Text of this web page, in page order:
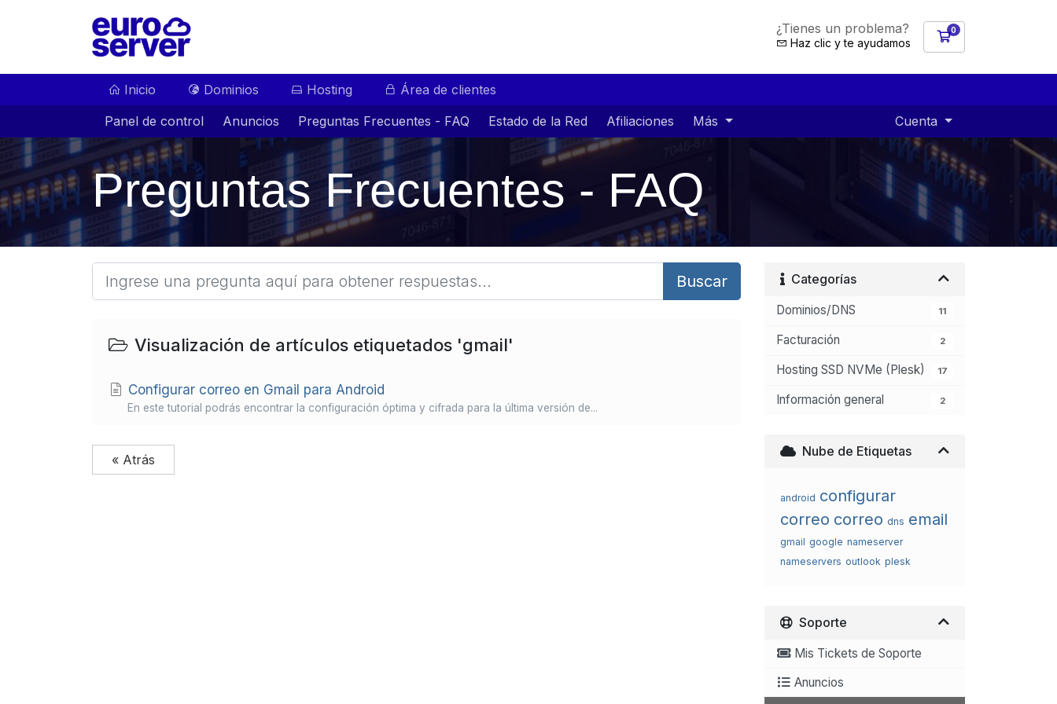
¿Tienes un problema?
Haz clic y te ayudamos
0
Carro de Pedidos
Inicio Dominios Hosting
Área de clientes
Panel de control
Anuncios Preguntas Frecuentes - FAQ Estado de la Red Afiliaciones Más Cuenta
Preguntas Frecuentes - FAQ
Buscar
Visualización de artículos etiquetados 'gmail'
Configurar correo en Gmail para Android
En este tutorial podrás encontrar la configuración óptima y cifrada para la última versión de...
« Atrás
Categorías
Dominios/DNS 11
Facturación 2
Hosting SSD NVMe (Plesk) 17
Información general 2
Nube de Etiquetas
android configurar
correo correo dns email
gmail google nameserver
nameservers outlook plesk
Soporte
Mis Tickets de Soporte
Anuncios